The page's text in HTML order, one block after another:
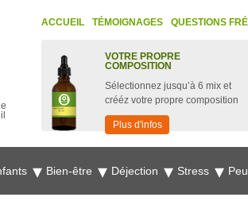
ACCUEIL TÉMOIGNAGES QUESTIONS
VOTRE PROPRE
COMPOSITION
Sélectionnez jusqu’à 6 mix et
crééz votre propre composition
Plus d'infos
Bien-être Déjection Stress